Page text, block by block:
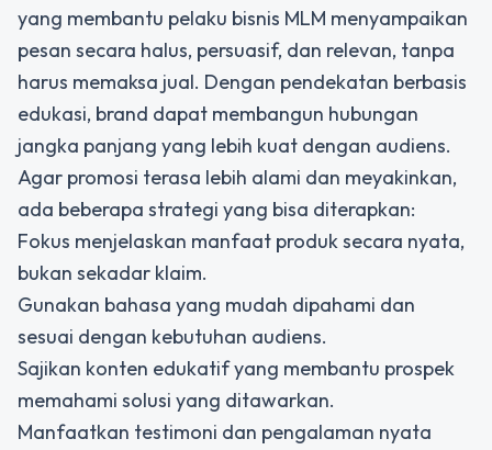
yang membantu pelaku bisnis MLM menyampaikan
pesan secara halus, persuasif, dan relevan, tanpa
harus memaksa jual. Dengan pendekatan berbasis
edukasi, brand dapat membangun hubungan
jangka panjang yang lebih kuat dengan audiens.
Agar promosi terasa lebih alami dan meyakinkan,
ada beberapa strategi yang bisa diterapkan:
Fokus menjelaskan manfaat produk secara nyata,
bukan sekadar klaim.
Gunakan bahasa yang mudah dipahami dan
sesuai dengan kebutuhan audiens.
Sajikan konten edukatif yang membantu prospek
memahami solusi yang ditawarkan.
Manfaatkan testimoni dan pengalaman nyata